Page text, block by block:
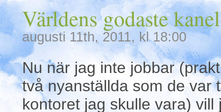
Världens godaste
augusti 11th, 2011, kl 18:00
Nu när jag inte jobbar
två nyanställda som de var
kontoret jag skulle vara)